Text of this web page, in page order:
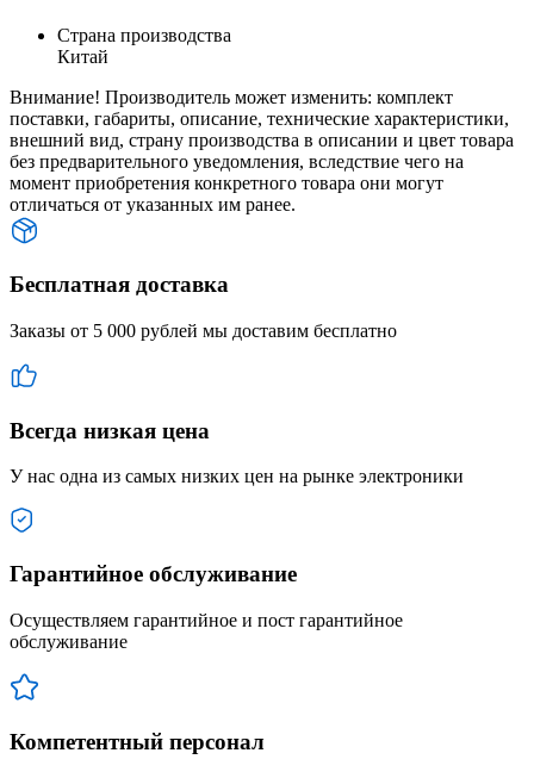
Страна производства
Китай
Внимание! Производитель может изменить: комплект
поставки, габариты, описание, технические характеристики,
внешний вид, страну производства в описании и цвет товара
без предварительного уведомления, вследствие чего на
момент приобретения конкретного товара они могут
отличаться от указанных им ранее.
Бесплатная доставка
Заказы от 5 000 рублей мы доставим бесплатно
Всегда низкая цена
У нас одна из самых низких цен на рынке электроники
Гарантийное обслуживание
Осуществляем гарантийное и пост гарантийное
обслуживание
Компетентный персонал